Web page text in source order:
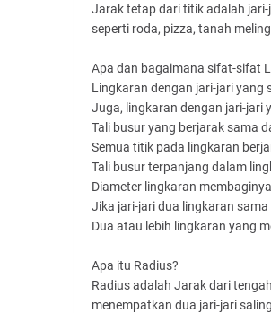
Jarak tetap dari titik adalah
seperti roda, pizza, tanah
Apa dan bagaimana sifat-sifat
Lingkaran dengan jari-jari yang
Juga, lingkaran dengan jari-jari
Tali busur yang berjarak sama
Semua titik pada lingkaran
Tali busur terpanjang dalam
Diameter lingkaran
Jika jari-jari dua lingkaran
Dua atau lebih lingkaran yang
Apa itu Radius?
Radius adalah Jarak dari
menempatkan dua jari-jari